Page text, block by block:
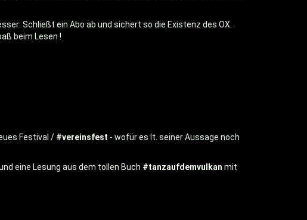
Schließt ein Abo ab und sichert so die Existenz des OX.
beim Lesen !
Festival / #vereinsfest - wofür es lt. seiner Aussage noch
eine Lesung aus dem tollen Buch #tanzaufdemvulkan mit